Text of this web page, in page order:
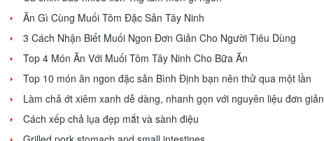
Ăn Gì Cùng Muối Tôm Đặc Sản Tây Ninh
3 Cách Nhận Biết Muối Ngon Đơn Giản Cho Người Tiêu Dùng
Top 4 Món Ăn Với Muối Tôm Tây Ninh Cho Bữa Ăn
Top 10 món ăn ngon đặc sản Bình Định bạn nên thử qua một lần
Làm chả ớt xiêm xanh dễ dàng, nhanh gọn với nguyên liệu đơn giản
Cách xếp chả lụa đẹp mắt và sành điệu